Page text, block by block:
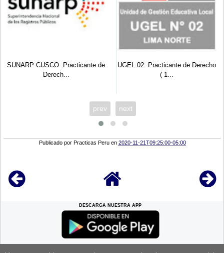
SUNARP CUSCO: Practicante de
Derech...
UGEL 02: Practicante de Derecho
( 1...
prev next
Publicado por Practicas Peru en 2020-11-21T09:25:00-05:00
DESCARGA NUESTRA APP